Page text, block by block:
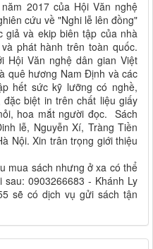
2017 của Hội Văn nghệ
cứu về "Nghi lễ lên đồng"
và ekip biên tập của nhà
phát hành trên toàn quốc.
Hội Văn nghệ dân gian Việt
quê hương Nam Định và các
hết sức kỹ lưỡng có nghề,
biệt in trên chất liệu giấy
hoa mắt người đọc. Sách
lễ, Nguyễn Xí, Tràng Tiền
Nội. Xin trân trọng giới thiệu
mua sách nhưng ở xa có thể
0903266683 - Khánh Ly
sẽ có dịch vụ gửi sách tận